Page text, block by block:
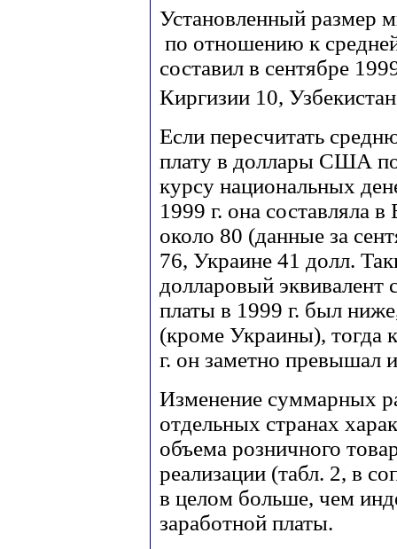
Установленный размер
по отношению к
составил в сентябре
Киргизии 10,
Если пересчитать
плату в доллары США
курсу национальных
1999 г. она составляла
около 80 (данные за
76, Украине 41 долл.
долларовый эквивалент
платы в 1999 г. был
(кроме Украины), тогда
г. он заметно превышал
Изменение суммарных
отдельных странах
объема розничного
реализации (табл. 2, в
в целом больше, чем
заработной платы.